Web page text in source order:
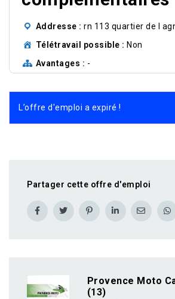
Addresse
rn 113 quartier de l
Télétravail possible
Non
Avantages
-
L’offre d'emploi a expiré !
Partager cette offre d'emploi
Provence Moto
(13)